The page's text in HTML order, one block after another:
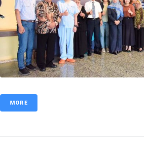
MORE